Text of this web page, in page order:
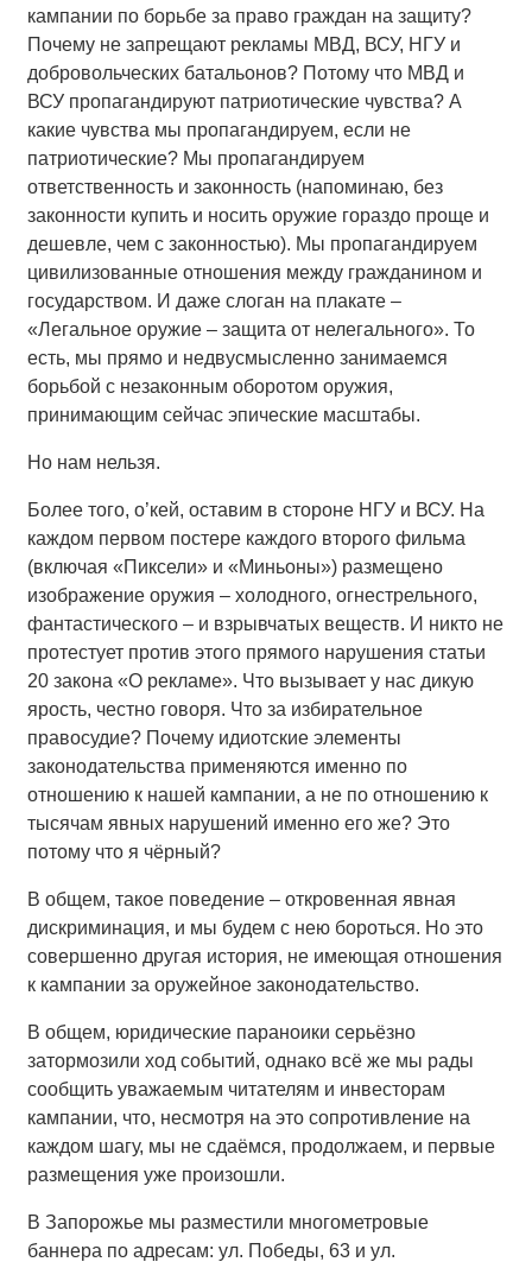
кампании по борьбе за право граждан на защиту?
Почему не запрещают рекламы МВД, ВСУ, НГУ и
добровольческих батальонов? Потому что МВД и
ВСУ пропагандируют патриотические чувства? А
какие чувства мы пропагандируем, если не
патриотические? Мы пропагандируем
ответственность и законность (напоминаю, без
законности купить и носить оружие гораздо проще и
дешевле, чем с законностью). Мы пропагандируем
цивилизованные отношения между гражданином и
государством. И даже слоган на плакате –
«Легальное оружие – защита от нелегального». То
есть, мы прямо и недвусмысленно занимаемся
борьбой с незаконным оборотом оружия,
принимающим сейчас эпические масштабы.
Но нам нельзя.
Более того, о’кей, оставим в стороне НГУ и ВСУ. На
каждом первом постере каждого второго фильма
(включая «Пиксели» и «Миньоны») размещено
изображение оружия – холодного, огнестрельного,
фантастического – и взрывчатых веществ. И никто не
протестует против этого прямого нарушения статьи
20 закона «О рекламе». Что вызывает у нас дикую
ярость, честно говоря. Что за избирательное
правосудие? Почему идиотские элементы
законодательства применяются именно по
отношению к нашей кампании, а не по отношению к
тысячам явных нарушений именно его же? Это
потому что я чёрный?
В общем, такое поведение – откровенная явная
дискриминация, и мы будем с нею бороться. Но это
совершенно другая история, не имеющая отношения
к кампании за оружейное законодательство.
В общем, юридические параноики серьёзно
затормозили ход событий, однако всё же мы рады
сообщить уважаемым читателям и инвесторам
кампании, что, несмотря на это сопротивление на
каждом шагу, мы не сдаёмся, продолжаем, и первые
размещения уже произошли.
В Запорожье мы разместили многометровые
баннера по адресам: ул. Победы, 63 и ул.